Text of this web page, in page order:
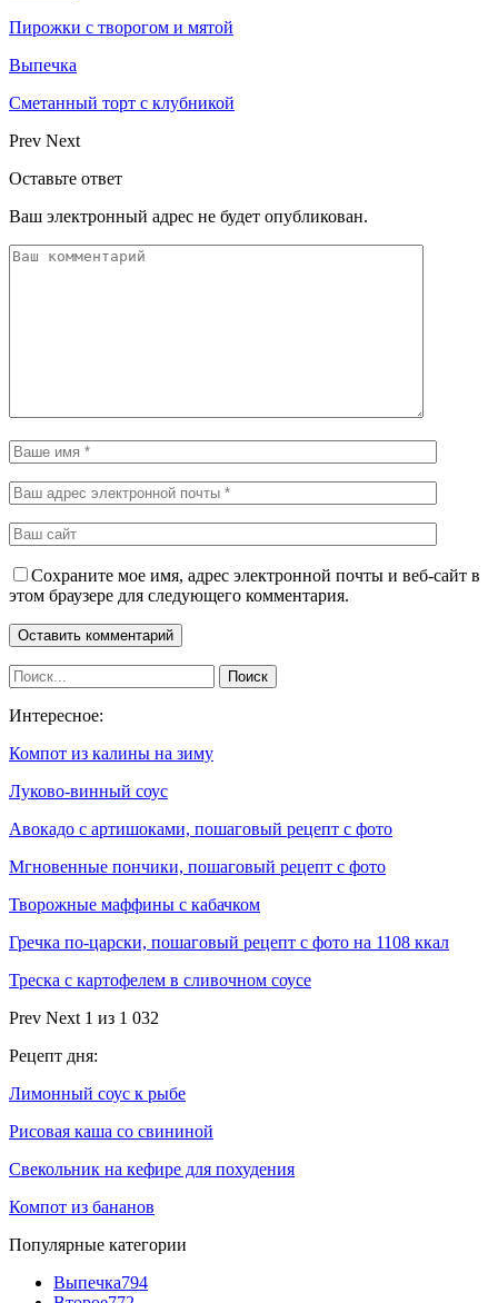
Пирожки с творогом и мятой
Выпечка
Сметанный торт с клубникой
Prev Next
Оставьте ответ
Ваш электронный адрес не будет опубликован.
Сохраните мое имя, адрес электронной почты и веб-сайт в
этом браузере для следующего комментария.
Интересное:
Компот из калины на зиму
Луково-винный соус
Авокадо с артишоками, пошаговый рецепт с фото
Мгновенные пончики, пошаговый рецепт с фото
Творожные маффины с кабачком
Гречка по-царски, пошаговый рецепт с фото на 1108 ккал
Треска с картофелем в сливочном соусе
Prev Next 1 из 1 032
Рецепт дня:
Лимонный соус к рыбе
Рисовая каша со свининой
Свекольник на кефире для похудения
Компот из бананов
Популярные категории
Выпечка794